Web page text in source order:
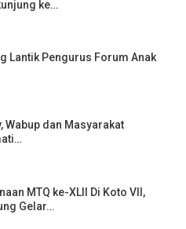
ke…
Lantik Pengurus Forum Anak
Wabup dan Masyarakat
MTQ ke-XLII Di Koto VII,
Gelar…